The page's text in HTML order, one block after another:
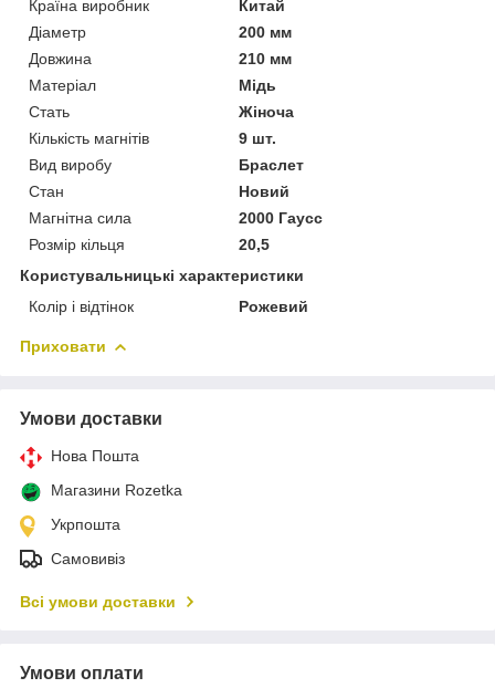
Країна виробник
Китай
Діаметр
200 мм
Довжина
210 мм
Матеріал
Мідь
Стать
Жіноча
Кількість магнітів
9 шт.
Вид виробу
Браслет
Стан
Новий
Магнітна сила
2000 Гаусс
Розмір кільця
20,5
Користувальницькі характеристики
Колір і відтінок
Рожевий
Приховати
Умови доставки
Нова Пошта
Магазини Rozetka
Укрпошта
Самовивіз
Всі умови доставки
Умови оплати